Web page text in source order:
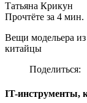
Татьяна Крикун
Прочтёте за 4 мин.
Вещи модельера
китайцы
Поделиться:
IT-инструменты,